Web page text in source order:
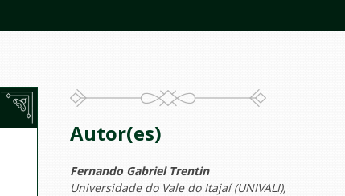
Autor(es)
Fernando Gabriel Trentin
Universidade do Vale do Itajaí (UNIVALI),